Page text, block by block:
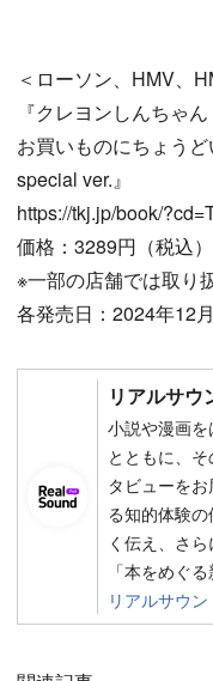
＜ローソン、HMV、
『クレヨンしんちゃ
お買いものにちょう
special ver.』
https://tkj.jp/book/
価格：3289円（税込）
※一部の店舗では取り
各発売日：2024年12
リアルサウ
小説や漫画
とともに、
タビューを
る知的体験
く伝え、さ
「本をめぐ
リアルサウ